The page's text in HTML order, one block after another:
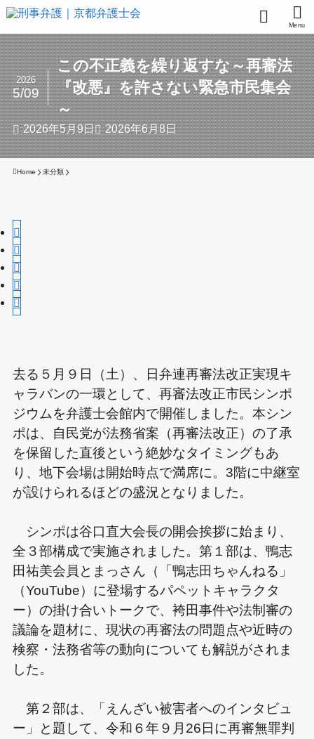
Menu
この不正義を繰り返すな～再審法
『改悪』を許さない緊急市民集会
～
2026
5/09
2026年5月9日 2026年6月8日
Home 未分類
去る５月９日（土）、日弁連再審法改正実現キ
ャラバンの一環として、再審法改正市民シンポ
ジウムを弁護士会館内で開催しました。本シン
ポは、自民党が法務省案（再審法改正）の了承
を保留した直後という絶妙なタイミングもあ
り、地下会場は開始時点で満席に。3階に中継室
が設けられるほどの盛況となりました。
シンポは谷口直大会長の開会挨拶に始まり、
全３部構成で実施されました。第１部は、鴨志
田祐美会員とまっさん（「鴨志田ちゃんねる」
（YouTube）に登場するパペットキャラクタ
ー）の掛け合いトークで、袴田事件や法制審の
議論を題材に、現状の再審法の問題点や近時の
検察・法務省等の動向についても解説がされま
した。
第２部は、「えんざい被害者へのインタビュ
ー」と題して、令和６年９月26日に再審無罪判